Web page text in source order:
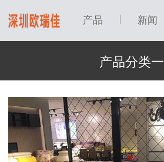
产品 新闻
产品分类一